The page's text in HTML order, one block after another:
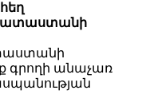
գրողի անաչառ